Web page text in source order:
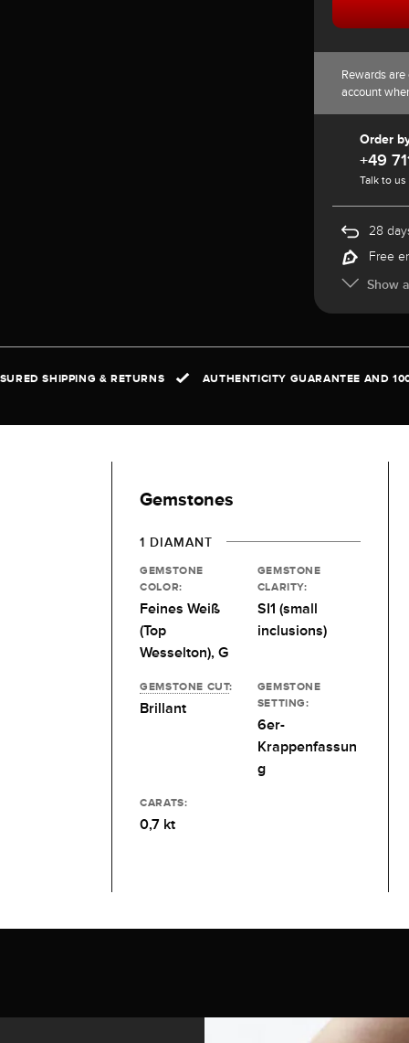
Rewards
account
Order
+49
Talk to
28
Free
Show
SHIPPING & RETURNS AUTHENTICITY GUARANTEE AND
Gemstones
1 DIAMANT
GEMSTONE
COLOR:
Feines Weiß
(Top
Wesselton), G
GEMSTONE
CLARITY:
SI1 (small
inclusions)
GEMSTONE CUT:
Brillant
GEMSTONE
SETTING:
6er-
Krappenfassun
g
CARATS:
0,7 kt